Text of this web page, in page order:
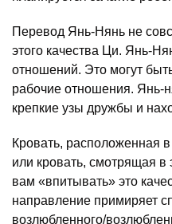
Перевод Янь-Нянь не
этого качества Ци. Янь-
отношений. Это могут
рабочие отношения. Янь-
крепкие узы дружбы и
Кровать, расположенная
или кровать, смотрящая
вам «впитывать» это
направление примиряет
возлюбленного/